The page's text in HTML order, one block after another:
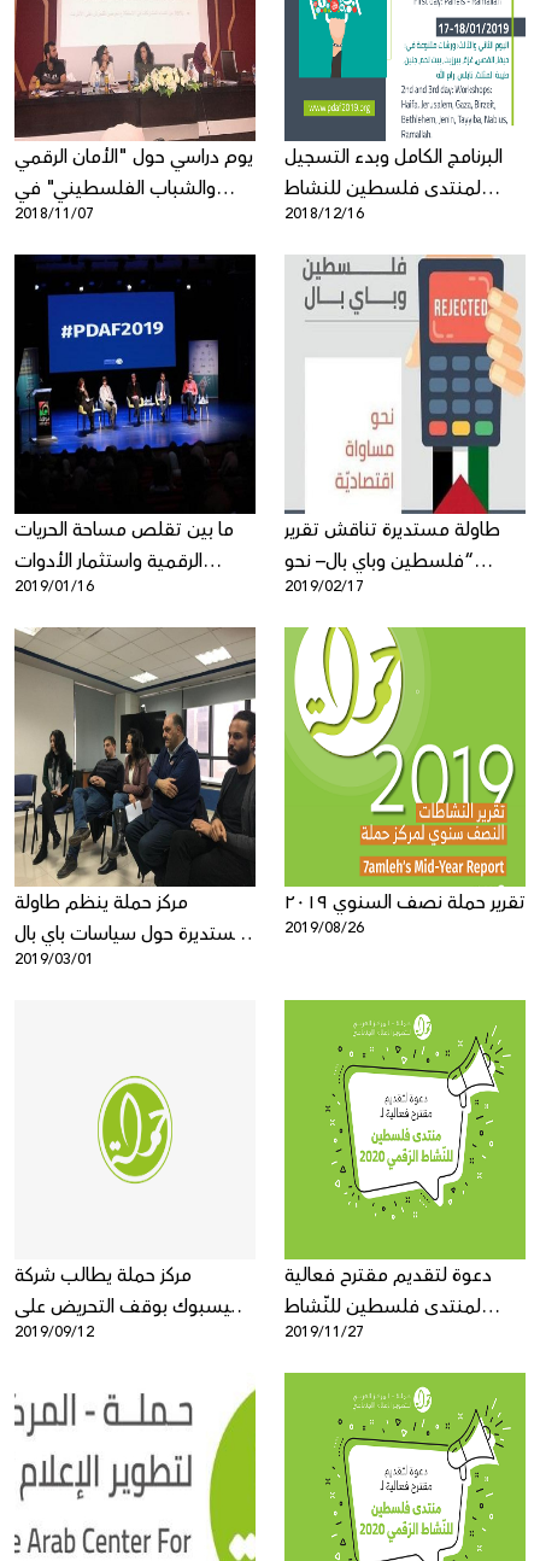
يوم دراسي حول "الأمان الرقمي
والشباب الفلسطيني" في
الجامعة العربية الامريكية
2018/11/07
البرنامج الكامل وبدء التسجيل
لمنتدى فلسطين للنشاط
الرقمي 2019
2018/12/16
ما بين تقلص مساحة الحريات
الرقمية واستثمار الأدوات
الرقمية للتغيير الاجتماعي حملة
تطلق منتدى فلسطين للنشاط
الرقمي 2019
2019/01/16
طاولة مستديرة تناقش تقرير
“فلسطين وباي بال– نحو
2019/02/17
مركز حملة ينظم طاولة
مستديرة حول سياسات باي بال
في فلسطين
2019/03/01
تقرير حملة نصف السنوي ٢٠١٩
2019/08/26
مركز حملة يطالب شركة
فيسبوك بوقف التحريض على
الفلسطينيين على خلفية
2019/09/12
دعوة لتقديم مقترح فعالية
لمنتدى فلسطين للنّشاط
الرّقمي 2020
2019/11/27